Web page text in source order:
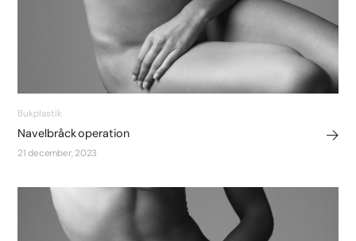
Bukplastik
Navelbråck operation
21 december, 2023